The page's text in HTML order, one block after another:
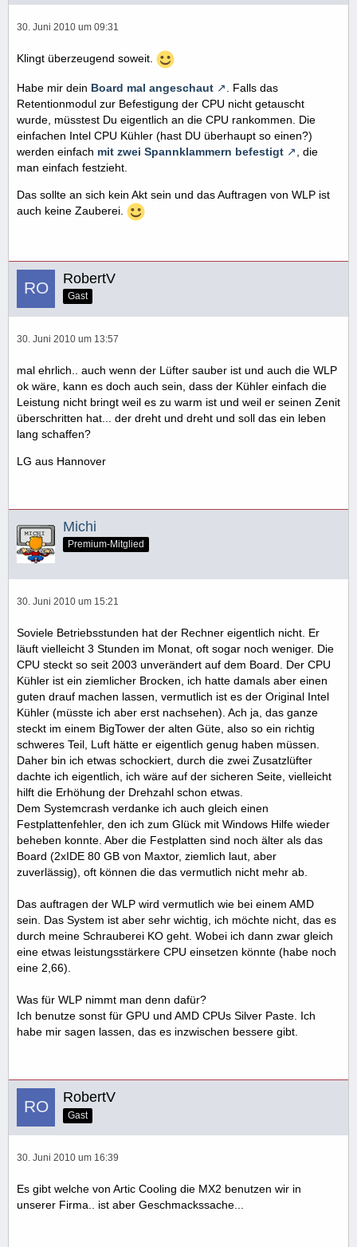
30. Juni 2010 um 09:31
Klingt überzeugend soweit.
Habe mir dein Board mal angeschaut
. Falls das
Retentionmodul zur Befestigung der CPU nicht getauscht
wurde, müsstest Du eigentlich an die CPU rankommen. Die
einfachen Intel CPU Kühler (hast DU überhaupt so einen?)
werden einfach mit zwei Spannklammern befestigt
, die
man einfach festzieht.
Das sollte an sich kein Akt sein und das Auftragen von WLP ist
auch keine Zauberei.
RobertV
Gast
30. Juni 2010 um 13:57
mal ehrlich.. auch wenn der Lüfter sauber ist und auch die WLP
ok wäre, kann es doch auch sein, dass der Kühler einfach die
Leistung nicht bringt weil es zu warm ist und weil er seinen Zenit
überschritten hat... der dreht und dreht und soll das ein leben
lang schaffen?
LG aus Hannover
Michi
Premium-Mitglied
30. Juni 2010 um 15:21
Soviele Betriebsstunden hat der Rechner eigentlich nicht. Er
läuft vielleicht 3 Stunden im Monat, oft sogar noch weniger. Die
CPU steckt so seit 2003 unverändert auf dem Board. Der CPU
Kühler ist ein ziemlicher Brocken, ich hatte damals aber einen
guten drauf machen lassen, vermutlich ist es der Original Intel
Kühler (müsste ich aber erst nachsehen). Ach ja, das ganze
steckt im einem BigTower der alten Güte, also so ein richtig
schweres Teil, Luft hätte er eigentlich genug haben müssen.
Daher bin ich etwas schockiert, durch die zwei Zusatzlüfter
dachte ich eigentlich, ich wäre auf der sicheren Seite, vielleicht
hilft die Erhöhung der Drehzahl schon etwas.
Dem Systemcrash verdanke ich auch gleich einen
Festplattenfehler, den ich zum Glück mit Windows Hilfe wieder
beheben konnte. Aber die Festplatten sind noch älter als das
Board (2xIDE 80 GB von Maxtor, ziemlich laut, aber
zuverlässig), oft können die das vermutlich nicht mehr ab.
Das auftragen der WLP wird vermutlich wie bei einem AMD
sein. Das System ist aber sehr wichtig, ich möchte nicht, das es
durch meine Schrauberei KO geht. Wobei ich dann zwar gleich
eine etwas leistungsstärkere CPU einsetzen könnte (habe noch
eine 2,66).
Was für WLP nimmt man denn dafür?
Ich benutze sonst für GPU und AMD CPUs Silver Paste. Ich
habe mir sagen lassen, das es inzwischen bessere gibt.
RobertV
Gast
30. Juni 2010 um 16:39
Es gibt welche von Artic Cooling die MX2 benutzen wir in
unserer Firma.. ist aber Geschmackssache...